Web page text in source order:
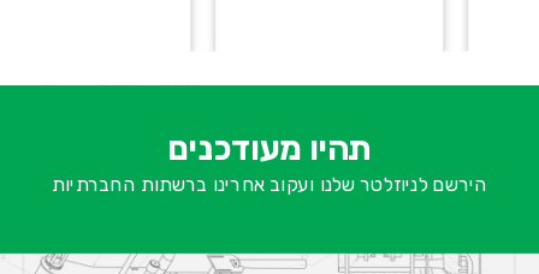
תהיו מעודכנים
הירשם לניוזלטר שלנו ועקוב אחרינו ברשתות החברתיות